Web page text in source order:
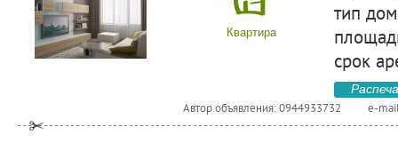
Квартира
тип
срок
Автор объявления: 0944933732 e-